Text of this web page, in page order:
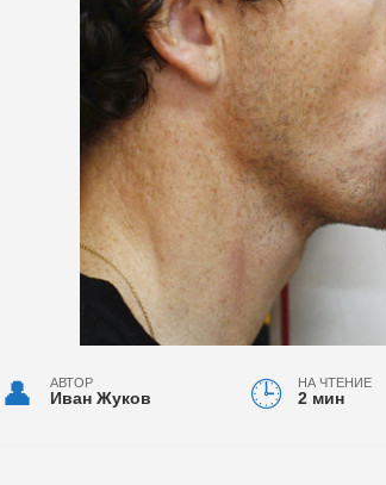
АВТОР
Иван Жуков
НА ЧТЕНИЕ
2 мин